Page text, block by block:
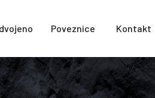
Poveznice Kontakt